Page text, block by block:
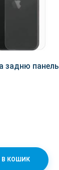
задню панель
В КОШИК